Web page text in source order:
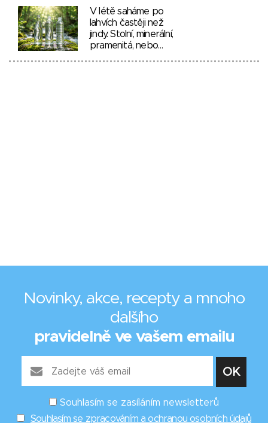
V létě saháme po
lahvích častěji než
jindy. Stolní, minerální,
pramenitá, nebo…
Novinky, akce, recepty a mnoho
dalšího
pravidelně ve vašem emailu
Souhlasím se zasíláním newsletterů
Souhlasím se zpracováním a ochranou osobních údajů